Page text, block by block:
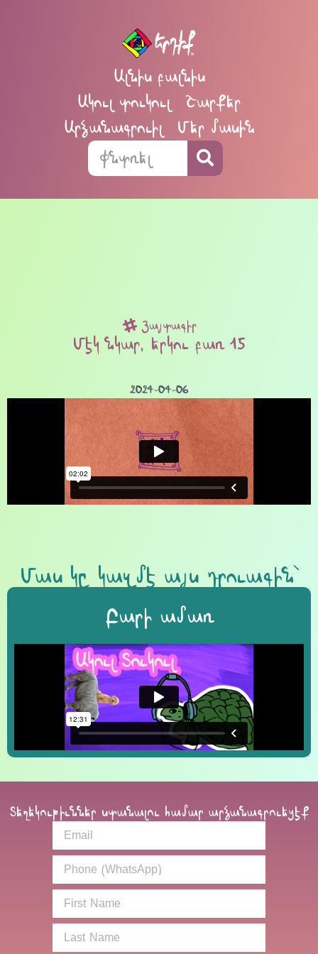
Ալնիս բալնիս
Ակուլ տուկուլ
Շարքեր
Արձանագրուիլ
Մեր մասին
Յայտագիր
Մէկ նկար, երկու բառ 15
2024-04-06
Մաս կը կազմէ այս դրուագին՝
Բարի ամառ
Տեղեկութիւններ ստանալու համար արձանագրուեցէք